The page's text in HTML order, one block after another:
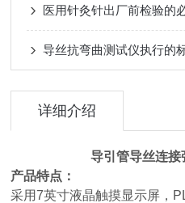
医用针灸针出厂前检验的
导丝抗弯曲测试仪执行的
详细介绍
导引管导丝连接
产品特点：
采用7英寸液晶触摸显示屏，